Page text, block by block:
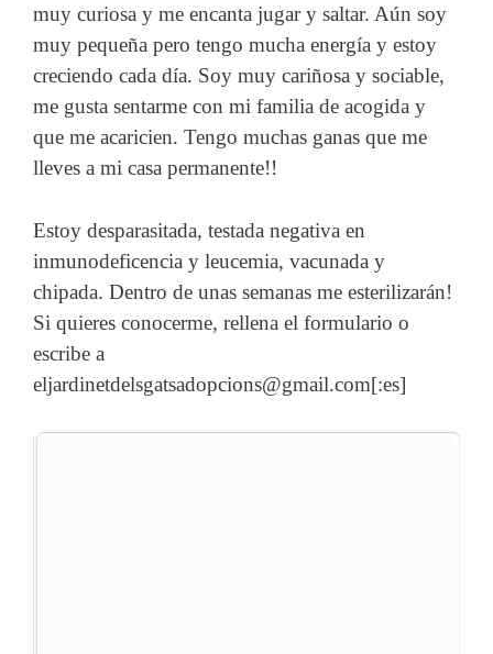
muy curiosa y me encanta jugar y saltar. Aún soy
muy pequeña pero tengo mucha energía y estoy
creciendo cada día. Soy muy cariñosa y sociable,
me gusta sentarme con mi familia de acogida y
que me acaricien. Tengo muchas ganas que me
lleves a mi casa permanente!!
Estoy desparasitada, testada negativa en
inmunodeficencia y leucemia, vacunada y
chipada. Dentro de unas semanas me esterilizarán!
Si quieres conocerme, rellena el formulario o
escribe a
eljardinetdelsgatsadopcions@gmail.com[:es]